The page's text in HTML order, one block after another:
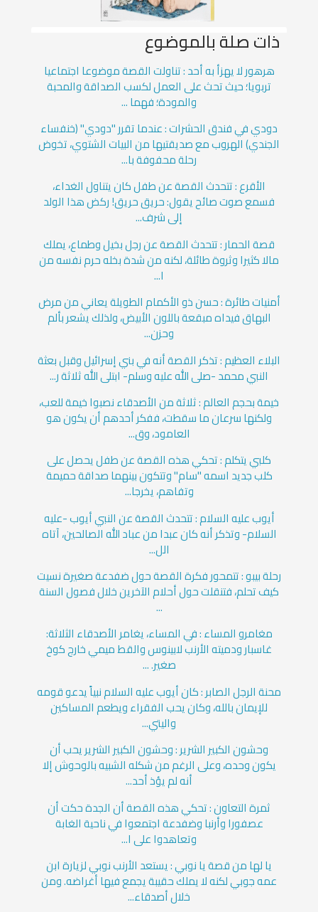
ذات صلة بالموضوع
هرهور لا يهزأ به أحد : تناولت القصة موضوعا اجتماعيا
تربويا؛ حيث تحث على العمل لكسب الصداقة والمحبة
والمودة؛ فهما ...
دودي في فندق الحشرات : عندما تقرر "دودي" (خنفساء
الجندي) الهروب مع صديقتيها من البيات الشتوي، تخوض
رحلة محفوفة با...
الأقرع : تتحدث القصة عن طفل كان يتناول الغداء،
فسمع صوت صائح يقول: حريق حريق! ركض هذا الولد
إلى شرف...
قصة الحمار : تتحدث القصة عن رجل بخيل وطماع، يملك
مالا كثيرا وثروة طائلة، لكنه من شدة بخله حرم نفسه من
ا...
أمنيات طائرة : حسن ذو الأكمام الطويلة يعاني من مرض
البهاق فيداه مبقعة باللون الأبيض، ولذلك يشعر بألم
وحزن...
البلاء العظيم : تذكر القصة أنه في بني إسرائيل وقبل بعثة
النبي محمد -صلى الله عليه وسلم- ابتلى الله ثلاثة ر...
خيمة بحجم العالم : ثلاثة من الأصدقاء نصبوا خيمة للعب،
ولكنها سرعان ما سقطت، ففكر أحدهم أن يكون هو
العامود، وق...
كلبي يتكلم : تحكي هذه القصة عن طفل يحصل على
كلب جديد اسمه "سام" وتتكون بينهما صداقة حميمة
وتفاهم، يخرجا...
أيوب عليه السلام : تتحدث القصة عن النبي أيوب -عليه
السلام- وتذكر أنه كان عبدا من عباد الله الصالحين، آتاه
الل...
رحلة بيبو : تتمحور فكرة القصة حول ضفدعة صغيرة نسيت
كيف تحلم، فتنقلت حول أحلام الآخرين خلال فصول السنة
...
مغامرو المساء : في المساء، يغامر الأصدقاء الثلاثة:
غاسبار ودميته الأرنب لابينوس والقط ميمي خارج كوخ
صغير. ...
محنة الرجل الصابر : كان أيوب عليه السلام نبياً يدعو قومه
للإيمان بالله، وكان يحب الفقراء ويطعم المساكين
واليتي...
وحشون الكبير الشرير : وحشون الكبير الشرير يحب أن
يكون وحده، وعلى الرغم من شكله الشبيه بالوحوش إلا
أنه لم يؤذ أحد...
ثمرة التعاون : تحكي هذه القصة أن الجدة حكت أن
عصفورا وأرنبا وضفدعة اجتمعوا في ناحية الغابة
وتعاهدوا على ا...
يا لها من قصة يا نوبي : يستعد الأرنب نوبي لزيارة ابن
عمه جوبي لكنه لا يملك حقيبة يجمع فيها أغراضه. ومن
خلال أصدقاء...